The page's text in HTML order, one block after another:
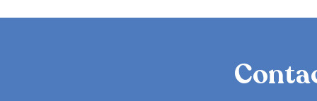
Definir el comportamiento
a. Usemos el cepillado de